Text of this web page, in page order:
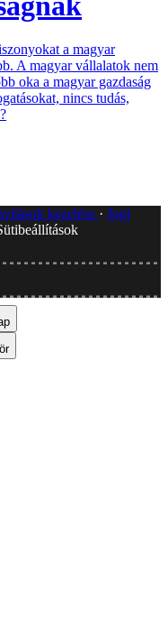
a magyar
A magyar vállalatok nem
oka a magyar gazdaság
nincs tudás,
kezelése
Jogi